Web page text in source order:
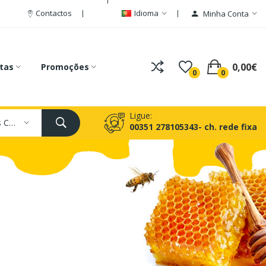
Contactos Idioma Minha Conta
Promoções
0 0 0,00€
Todas As Categorias
Ligue:
00351 278105343- ch. rede fixa